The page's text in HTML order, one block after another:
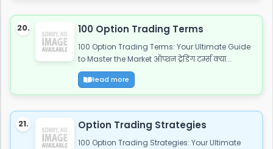
20. 100 Option Trading Terms
100 Option Trading Terms: Your Ultimate Guide
to Master the Market ऑप्शन ट्रेडिंग टर्म्स क्या...
Read more
21. Option Trading Strategies
100 Option Trading Strategies: Your Ultimate